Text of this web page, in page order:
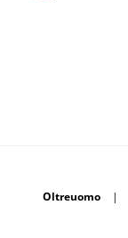
Oltreuomo |